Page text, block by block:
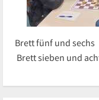
Brett
Brett sieben und